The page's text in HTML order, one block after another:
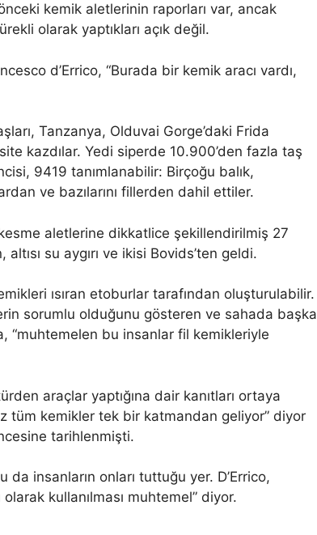
kemik aletlerinin raporları var, ancak
olarak yaptıkları açık değil.
d’Errico, “Burada bir kemik aracı vardı,
Tanzanya, Olduvai Gorge’daki Frida
kazdılar. Yedi siperde 10.900’den fazla taş
9419 tanımlanabilir: Birçoğu balık,
ve bazılarını fillerden dahil ettiler.
aletlerine dikkatlice şekillendirilmiş 27
su aygırı ve ikisi Bovids’ten geldi.
ısıran etoburlar tarafından oluşturulabilir.
sorumlu olduğunu gösteren ve sahada başka
“muhtemelen bu insanlar fil kemikleriyle
araçlar yaptığına dair kanıtları ortaya
tüm kemikler tek bir katmandan geliyor” diyor
tarihlenmişti.
insanların onları tuttuğu yer. D’Errico,
kullanılması muhtemel” diyor.